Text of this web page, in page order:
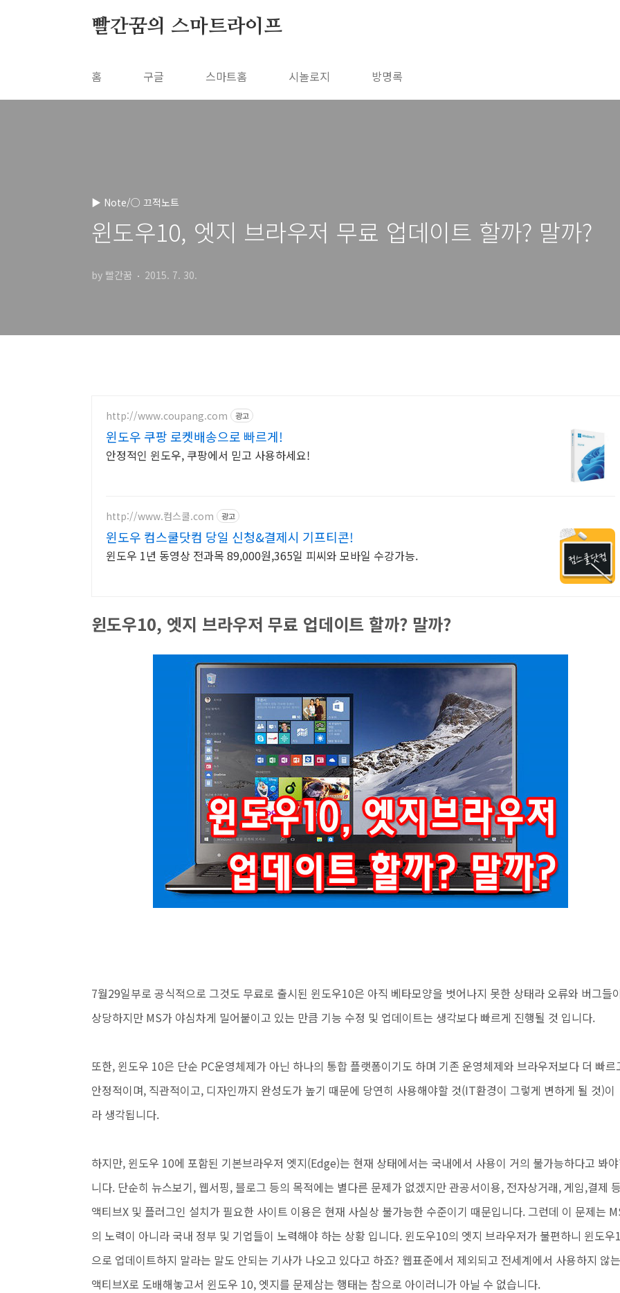
빨간꿈의 스마트라이프
홈 구글 스마트홈 시놀로지 방명록
▶ Note/○ 끄적노트
윈도우10, 엣지 브라우저 무료 업데이트 할까? 말까?
by 빨간꿈 2015. 7. 30.
http://www.coupang.com 광고
윈도우 쿠팡 로켓배송으로 빠르게!
안정적인 윈도우, 쿠팡에서 믿고 사용하세요!
http://www.컴스쿨.com 광고
윈도우 컴스쿨닷컴 당일 신청&결제시 기프티콘!
윈도우 1년 동영상 전과목 89,000원,365일 피씨와 모바일 수강가능.
윈도우10, 엣지 브라우저 무료 업데이트 할까? 말까?
7월29일부로 공식적으로 그것도 무료로 출시된 윈도우10은 아직 베타모양을 벗어나지 못한 상태라 오류와 버그들
상당하지만 MS가 야심차게 밀어붙이고 있는 만큼 기능 수정 및 업데이트는 생각보다 빠르게 진행될 것 입니다.
또한, 윈도우 10은 단순 PC운영체제가 아닌 하나의 통합 플랫폼이기도 하며 기존 운영체제와 브라우저보다 더 빠르
안정적이며, 직관적이고, 디자인까지 완성도가 높기 때문에 당연히 사용해야할 것(IT환경이 그렇게 변하게 될 것)이
라 생각됩니다.
하지만, 윈도우 10에 포함된 기본브라우저 엣지(Edge)는 현재 상태에서는 국내에서 사용이 거의 불가능하다고 봐
니다. 단순히 뉴스보기, 웹서핑, 블로그 등의 목적에는 별다른 문제가 없겠지만 관공서이용, 전자상거래, 게임,결제 등
액티브X 및 플러그인 설치가 필요한 사이트 이용은 현재 사실상 불가능한 수준이기 때문입니다. 그런데 이 문제는
의 노력이 아니라 국내 정부 및 기업들이 노력해야 하는 상황 입니다. 윈도우10의 엣지 브라우저가 불편하니 윈도우
으로 업데이트하지 말라는 말도 안되는 기사가 나오고 있다고 하죠? 웹표준에서 제외되고 전세계에서 사용하지 않는
액티브X로 도배해놓고서 윈도우 10, 엣지를 문제삼는 행태는 참으로 아이러니가 아닐 수 없습니다.